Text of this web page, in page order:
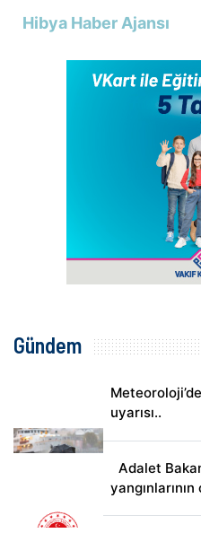
Hibya Haber Ajansı
Gündem
uyarısı..
Adalet
yangınlarının